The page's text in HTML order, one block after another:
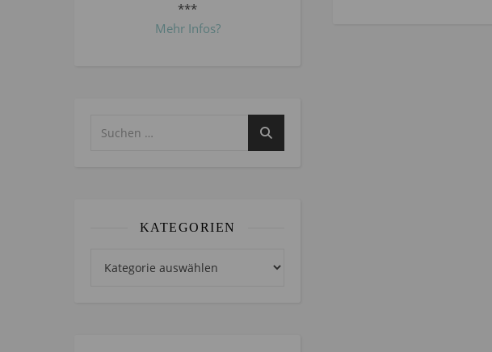
***
Mehr Infos?
KATEGORIEN